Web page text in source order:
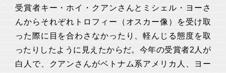
受賞者キー・ホイ・クアンさんとミシェル・ヨーさ
んからそれぞれトロフィー（オスカー像）を受け取
った際に目を合わさなかったり、軽んじる態度を取
ったりしたように見えたからだ。今年の受賞者2人が
白人で、クアンさんがベトナム系アメリカ人、ヨー